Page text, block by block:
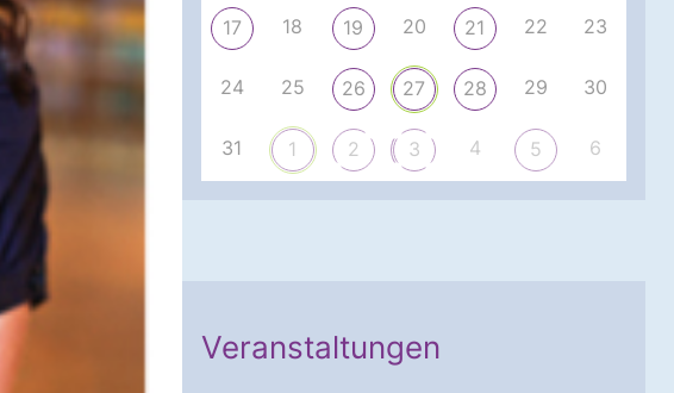
17 18 19 20 21 22 23
24 25 26 27 28 29 30
31 1 2 3 4 5 6
Veranstaltungen